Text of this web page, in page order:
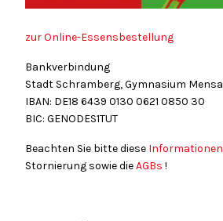
zur Online-Essensbestellung
Bankverbindung
Stadt Schramberg, Gymnasium Mensa
IBAN: DE18 6439 0130 0621 0850 30
BIC: GENODES1TUT
Beachten Sie bitte diese Informationen
Stornierung sowie dieAGBs !